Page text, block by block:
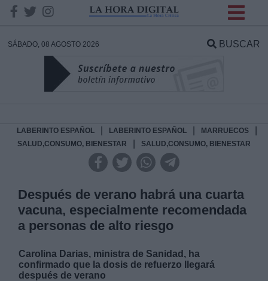
SÁBADO, 08 AGOSTO 2026 BUSCAR
LABERINTO ESPAÑOL LABERINTO ESPAÑOL MARRUECOS
SALUD,CONSUMO, BIENESTAR SALUD,CONSUMO, BIENESTAR
Después de verano habrá una cuarta
vacuna, especialmente recomendada
a personas de alto riesgo
Carolina Darias, ministra de Sanidad, ha
confirmado que la dosis de refuerzo llegará
después de verano
DATOS
Responsable:
Legitimación: